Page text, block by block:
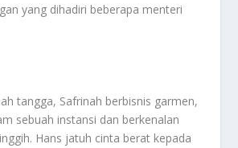
yang dihadiri beberapa menteri
tangga, Safrinah berbisnis garmen,
sebuah instansi dan berkenalan
Hans jatuh cinta berat kepada